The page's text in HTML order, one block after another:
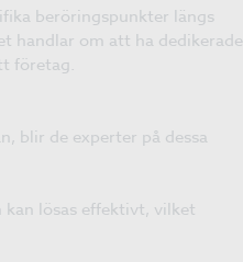
beröringspunkter längs
handlar om att ha dedikerade
företag.
blir de experter på dessa
lösas effektivt, vilket